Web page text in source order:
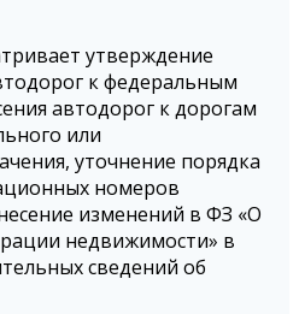
утверждение
к федеральным
автодорог к дорогам
или
уточнение порядка
номеров
изменений в ФЗ «О
недвижимости» в
сведений об